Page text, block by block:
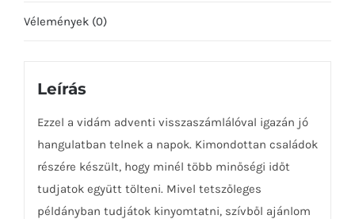
Vélemények (0)
Leírás
Ezzel a vidám adventi visszaszámlálóval igazán jó
hangulatban telnek a napok. Kimondottan családok
részére készült, hogy minél több minőségi időt
tudjatok együtt tölteni. Mivel tetszőleges
példányban tudjátok kinyomtatni, szívből ajánlom